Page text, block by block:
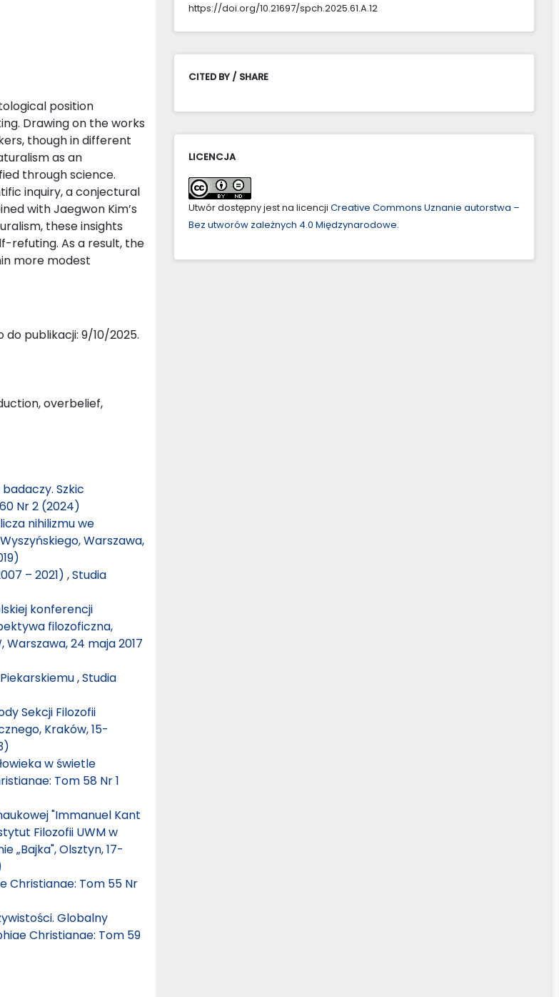
position
Drawing on the works
though in different
as an
through science.
inquiry, a conjectural
with Jaegwon Kim’s
these insights
refuting. As a result, the
more modest
publikacji: 9/10/2025.
overbelief,
Szkic
Nr 2 (2024)
nihilizmu we
Warszawa,
– 2021) ,Studia
konferencji
filozoficzna,
Warszawa, 24 maja 2017
,Studia
Sekcji Filozofii
Kraków, 15-
w świetle
Tom 58 Nr 1
"Immanuel Kant
Filozofii UWM w
„Bajka", Olsztyn, 17-
Christianae: Tom 55 Nr
Globalny
Christianae: Tom 59
https://doi.org/10.21697/spch.2025.61.A.12
CITED BY / SHARE
LICENCJA
Utwór dostępny jest na licencji Creative Commons Uznanie autorstwa –
Bez utworów zależnych 4.0 Międzynarodowe.